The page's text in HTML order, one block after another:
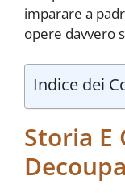
imparare a
opere davvero
Indice dei
Storia E